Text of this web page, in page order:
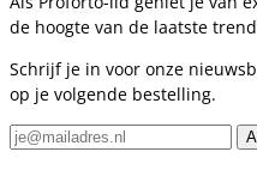
de hoogte van de laatste
Schrijf je in voor onze
op je volgende bestelling.